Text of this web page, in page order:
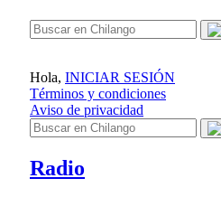
Hola, INICIAR SESIÓN
Términos y condiciones
Aviso de privacidad
Radio